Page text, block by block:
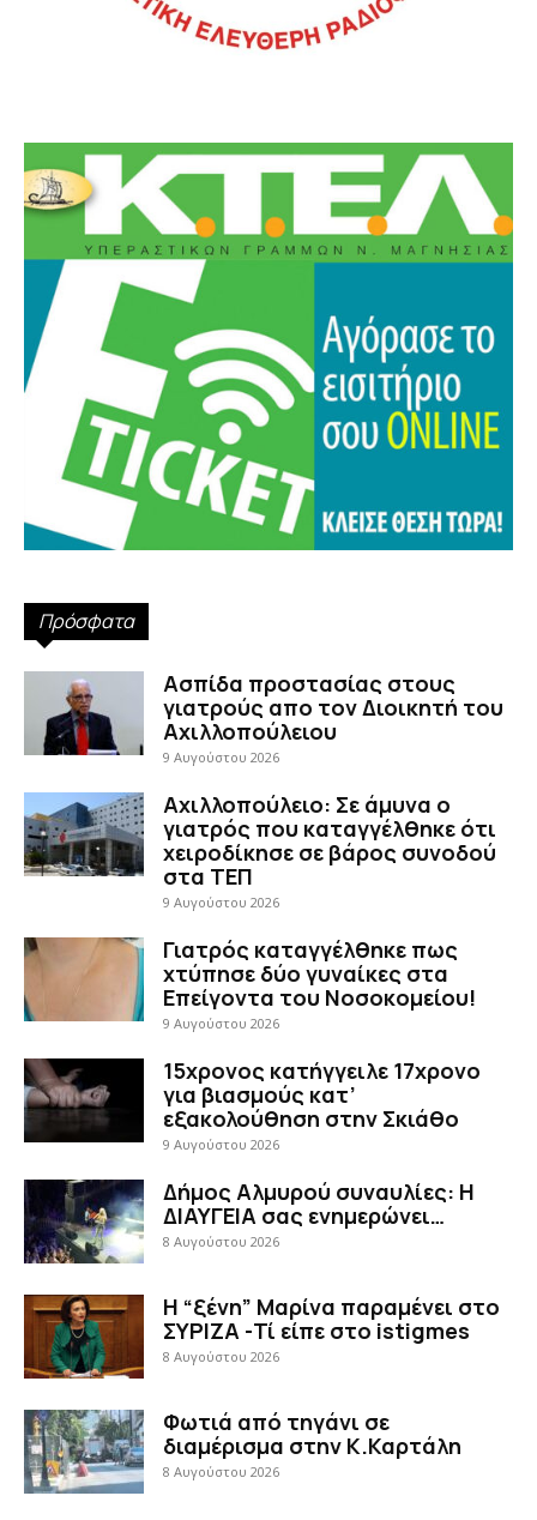
Πρόσφατα
Ασπίδα προστασίας στους
γιατρούς απο τον Διοικητή του
Αχιλλοπούλειου
9 Αυγούστου 2026
Αχιλλοπούλειο: Σε άμυνα ο
γιατρός που καταγγέλθηκε ότι
χειροδίκησε σε βάρος συνοδού
στα ΤΕΠ
9 Αυγούστου 2026
Γιατρός καταγγέλθηκε πως
χτύπησε δύο γυναίκες στα
Επείγοντα του Νοσοκομείου!
9 Αυγούστου 2026
15χρονος κατήγγειλε 17χρονο
για βιασμούς κατ’
εξακολούθηση στην Σκιάθο
9 Αυγούστου 2026
Δήμος Αλμυρού συναυλίες: Η
ΔΙΑΥΓΕΙΑ σας ενημερώνει…
8 Αυγούστου 2026
Η “ξένη” Μαρίνα παραμένει στο
ΣΥΡΙΖΑ -Τί είπε στο istigmes
8 Αυγούστου 2026
Φωτιά από τηγάνι σε
διαμέρισμα στην Κ.Καρτάλη
8 Αυγούστου 2026